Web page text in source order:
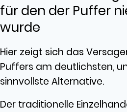
für den der Puffer
wurde
Hier zeigt sich das
Puffers am deutlichsten,
sinnvollste Alternative.
Der traditionelle